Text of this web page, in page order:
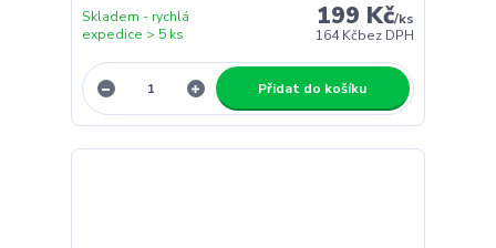
199 Kč/ks
164 Kčbez DPH
Skladem - rychlá
expedice > 5 ks
Přidat do košíku